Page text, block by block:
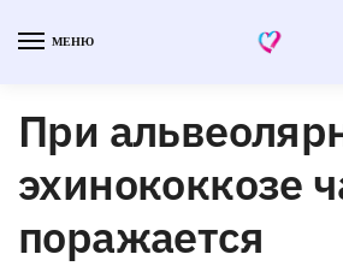
МЕНЮ
При
эхинококкозе
поражается